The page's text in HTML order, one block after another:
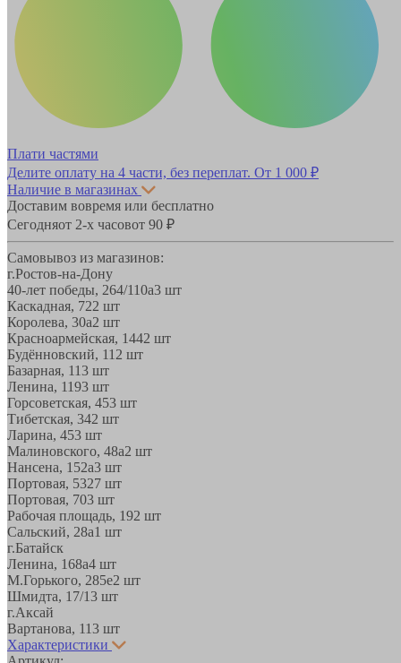
Плати частями
Делите оплату на 4 части, без переплат. От 1 000 ₽
Наличие в магазинах
Доставим вовремя или бесплатно
Сегодняот 2-х часовот 90 ₽
Самовывоз из магазинов:
г.Ростов-на-Дону
40-лет победы, 264/110а3 шт
Каскадная, 722 шт
Королева, 30а2 шт
Красноармейская, 1442 шт
Будённовский, 11 2 шт
Базарная, 113 шт
Ленина, 1193 шт
Горсоветская, 453 шт
Тибетская, 342 шт
Ларина, 453 шт
Малиновского, 48а2 шт
Нансена, 152а3 шт
Портовая, 5327 шт
Портовая, 703 шт
Рабочая площадь, 192 шт
Сальский, 28a1 шт
г.Батайск
Ленина, 168а4 шт
М.Горького, 285е2 шт
Шмидта, 17/13 шт
г.Аксай
Вартанова, 113 шт
Характеристики